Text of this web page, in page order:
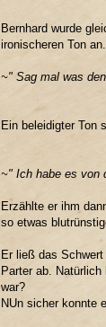
Bernhard wurde
ironischeren Ton an.
~" Sag mal was
Ein beleidigter Ton
~" Ich habe es von
Erzählte er ihm
so etwas
Er ließ das
Parter ab.
war?
NUn sicher konnte